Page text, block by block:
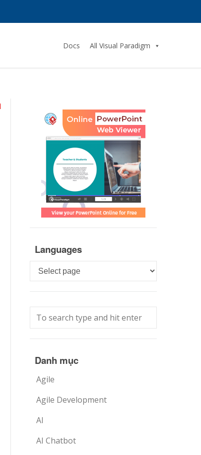
Docs All Visual Paradigm
Languages
Languages
Danh mục
Agile
Agile Development
AI
AI Chatbot